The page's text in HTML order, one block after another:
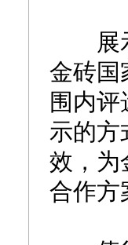
展示
金砖国
围内
示的方
效，为
合作方